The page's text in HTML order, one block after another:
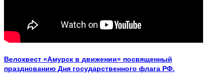
Велоквест «Амурск в движении» посвященный
празднованию Дня государственного флага РФ.